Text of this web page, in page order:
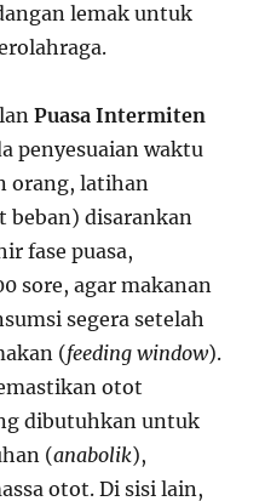
lemak untuk
Puasa Intermiten
penyesuaian waktu
orang, latihan
beban) disarankan
fase puasa,
sore, agar makanan
segera setelah
(feeding window).
otot
dibutuhkan untuk
(anabolik),
otot. Di sisi lain,